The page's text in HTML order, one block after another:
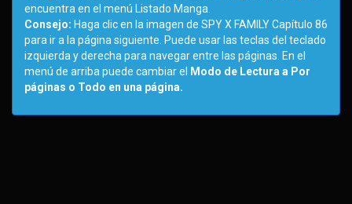
encuentra en el menú Listado Manga.
Consejo: Haga clic en la imagen de SPY X FAMILY Capítulo 86
para ir a la página siguiente. Puede usar las teclas del teclado
izquierda y derecha para navegar entre las páginas. En el
menú de arriba puede cambiar el
Modo de Lectura a Por
páginas o Todo en una página.